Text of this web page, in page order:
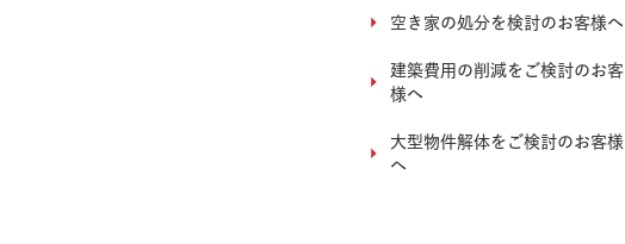
空き家の処分を検討のお客様へ
建築費用の削減をご検討のお客
様へ
大型物件解体をご検討のお客様
へ